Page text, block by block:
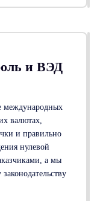
и ВЭД
международных
валютах,
и правильно
нулевой
а мы